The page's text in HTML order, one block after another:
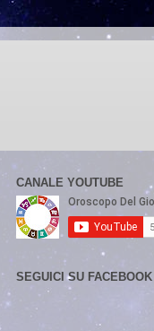
CANALE YOUTUBE
SEGUICI SU FACEBOOK